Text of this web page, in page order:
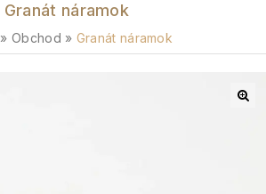
Granát náramok
»Obchod » Granát náramok